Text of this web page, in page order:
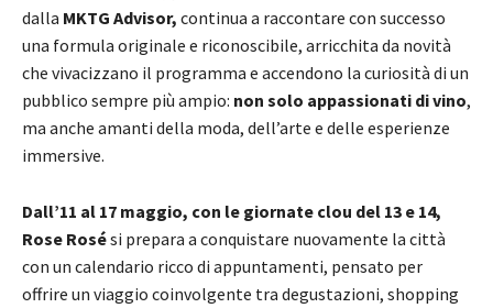
dalla MKTG Advisor, continua a raccontare con successo
una formula originale e riconoscibile, arricchita da novità
che vivacizzano il programma e accendono la curiosità di un
pubblico sempre più ampio: non solo appassionati di vino,
ma anche amanti della moda, dell’arte e delle esperienze
immersive.
Dall’11 al 17 maggio, con le giornate clou del 13 e 14,
Rose Rosési prepara a conquistare nuovamente la città
con un calendario ricco di appuntamenti, pensato per
offrire un viaggio coinvolgente tra degustazioni, shopping